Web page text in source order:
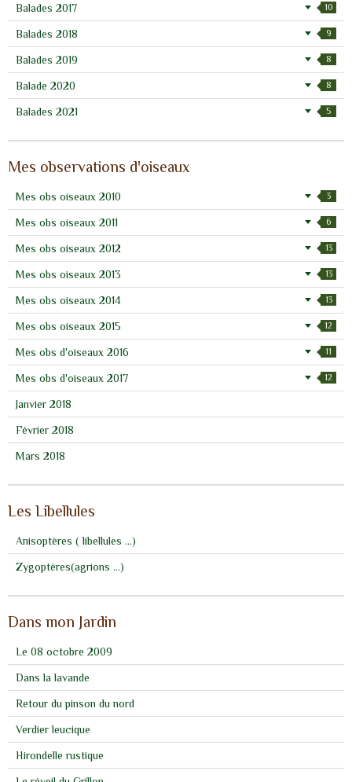
Balades 2017 10
Balades 2018 9
Balades 2019 8
Balade 2020 8
Balades 2021 5
Mes observations d'oiseaux
Mes obs oiseaux 2010 3
Mes obs oiseaux 2011 6
Mes obs oiseaux 2012 13
Mes obs oiseaux 2013 13
Mes obs oiseaux 2014 13
Mes obs oiseaux 2015 12
Mes obs d'oiseaux 2016 11
Mes obs d'oiseaux 2017 12
Janvier 2018
Février 2018
Mars 2018
Les Libellules
Anisoptères ( libellules ...)
Zygoptères(agrions ...)
Dans mon Jardin
Le 08 octobre 2009
Dans la lavande
Retour du pinson du nord
Verdier leucique
Hirondelle rustique